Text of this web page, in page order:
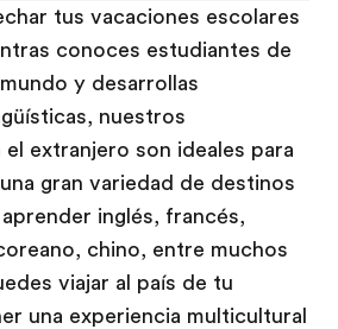
tus vacaciones escolares
conoces estudiantes de
y desarrollas
nuestros
extranjero son ideales para
gran variedad de destinos
inglés, francés,
chino, entre muchos
viajar al país de tu
una experiencia multicultural